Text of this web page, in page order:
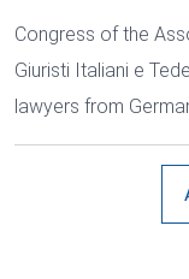
Congress of the
Giuristi Italiani e
lawyers from